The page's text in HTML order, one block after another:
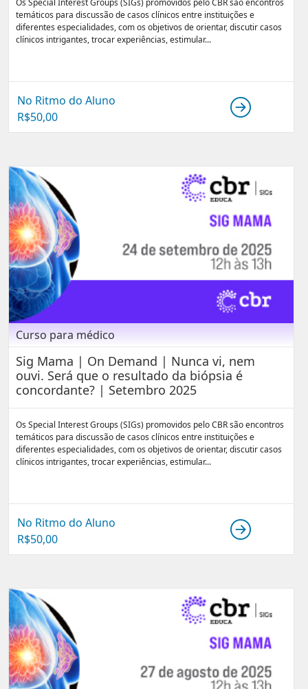
temáticos para discussão de casos clínicos entre instituições e
diferentes especialidades, com os objetivos de orientar, discutir casos
clínicos intrigantes, trocar experiências, estimular...
No Ritmo do Aluno
R$50,00
Curso para médico
Sig Mama | On Demand | Nunca vi, nem
ouvi. Será que o resultado da biópsia é
concordante? | Setembro 2025
Os Special Interest Groups (SIGs) promovidos pelo CBR são encontros
temáticos para discussão de casos clínicos entre instituições e
diferentes especialidades, com os objetivos de orientar, discutir casos
clínicos intrigantes, trocar experiências, estimular...
No Ritmo do Aluno
R$50,00